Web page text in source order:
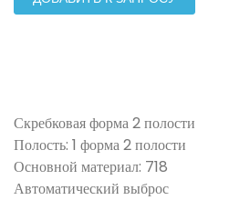
Скребковая форма 2 полости
Полость: 1 форма 2 полости
Основной материал: 718
Автоматический выброс